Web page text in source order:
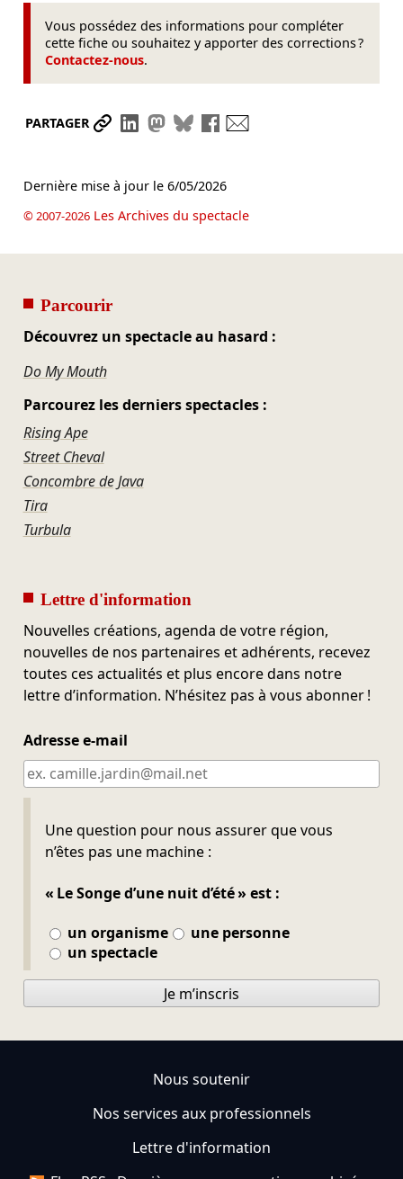
Vous possédez des informations pour compléter
cette fiche ou souhaitez y apporter des corrections ?
Contactez-nous.
PARTAGER Partager le lien
Partager sur LinkedIn
Partager sur Mastodon
Partager sur Bluesky
Partager sur Facebook
Dernière mise à jour le 6/05/2026
© 2007-2026Les Archives du spectacle
Parcourir
Découvrez un spectacle au hasard :
Do My Mouth
Parcourez les derniers spectacles :
Rising Ape
Street Cheval
Concombre de Java
Tira
Turbula
Lettre d'information
Nouvelles créations, agenda de votre région,
nouvelles de nos partenaires et adhérents, recevez
toutes ces actualités et plus encore dans notre
lettre d’information. N’hésitez pas à vous abonner !
Adresse e-mail
Une question pour nous assurer que vous
n’êtes pas une machine :
« Le Songe d’une nuit d’été » est :
un organisme
une personne
un spectacle
Ne pas remplir
Je m’inscris
Nous soutenir
Nos services aux professionnels
Lettre d'information